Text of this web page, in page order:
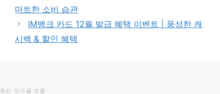
마트한 소비 습관
iM뱅크 카드 12월 발급 혜택 이벤트 | 풍성한 캐
시백 & 할인 혜택
최신 인기글 모음